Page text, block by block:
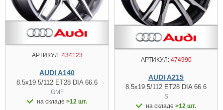
АРТИКУЛ:434123
AUDI A140
8.5x19 5/112 ET28 DIA 66.6
GMF
на складе >12 шт.
АРТИКУЛ:474990
AUDI A215
8.5x19 5/112 ET28 DIA 66.6
S
на складе >12 шт.